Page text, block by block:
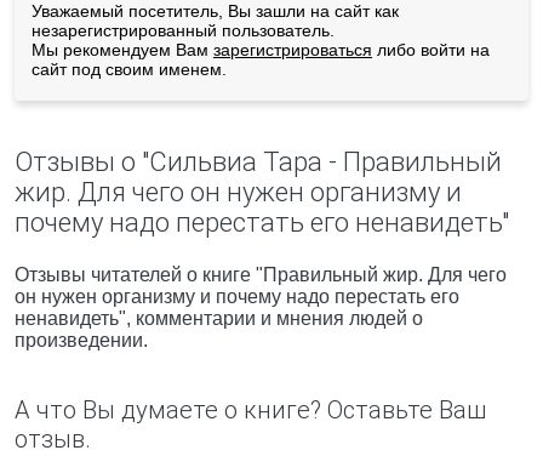
Уважаемый посетитель, Вы зашли на сайт как
незарегистрированный пользователь.
Мы рекомендуем Вам зарегистрироваться либо войти на
сайт под своим именем.
Отзывы о "Сильвиа Тара - Правильный
жир. Для чего он нужен организму и
почему надо перестать его ненавидеть"
Отзывы читателей о книге "Правильный жир. Для чего
он нужен организму и почему надо перестать его
ненавидеть", комментарии и мнения людей о
произведении.
А что Вы думаете о книге? Оставьте Ваш
отзыв.